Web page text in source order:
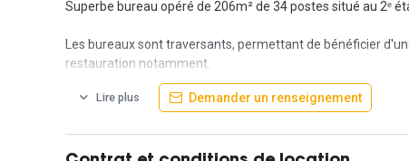
Superbe bureau opéré de 206m² de 34 postes situé au 2ᵉ
Les bureaux sont traversants, permettant de bénéficier
restauration notamment.
L'espace se décompose ainsi :
- 3 salles de réunion
Lire plus Demander un renseignement